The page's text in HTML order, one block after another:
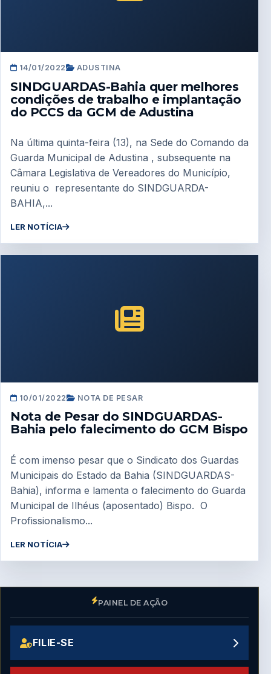
14/01/2022 ADUSTINA
SINDGUARDAS-Bahia quer melhores
condições de trabalho e implantação
do PCCS da GCM de Adustina
Na última quinta-feira (13), na Sede do Comando da
Guarda Municipal de Adustina , subsequente na
Câmara Legislativa de Vereadores do Município,
reuniu o representante do SINDGUARDA-
BAHIA,...
LER NOTÍCIA
10/01/2022 NOTA DE PESAR
Nota de Pesar do SINDGUARDAS-
Bahia pelo falecimento do GCM Bispo
É com imenso pesar que o Sindicato dos Guardas
Municipais do Estado da Bahia (SINDGUARDAS-
Bahia), informa e lamenta o falecimento do Guarda
Municipal de Ilhéus (aposentado) Bispo. O
Profissionalismo...
LER NOTÍCIA
PAINEL DE AÇÃO
FILIE-SE